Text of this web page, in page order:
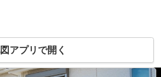
アプリで開く